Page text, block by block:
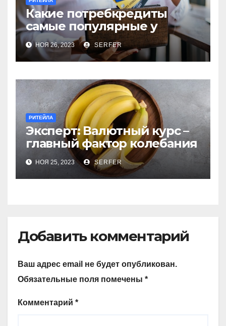
Какие потребкредиты
самые популярные у
россиян?
НОЯ 26, 2023 SERFER
РИТЕЙЛА
Эксперт: Валютный курс –
главный фактор колебания
цен на бананы в РФ
НОЯ 25, 2023 SERFER
Добавить комментарий
Ваш адрес email не будет опубликован.
Обязательные поля помечены *
Комментарий *